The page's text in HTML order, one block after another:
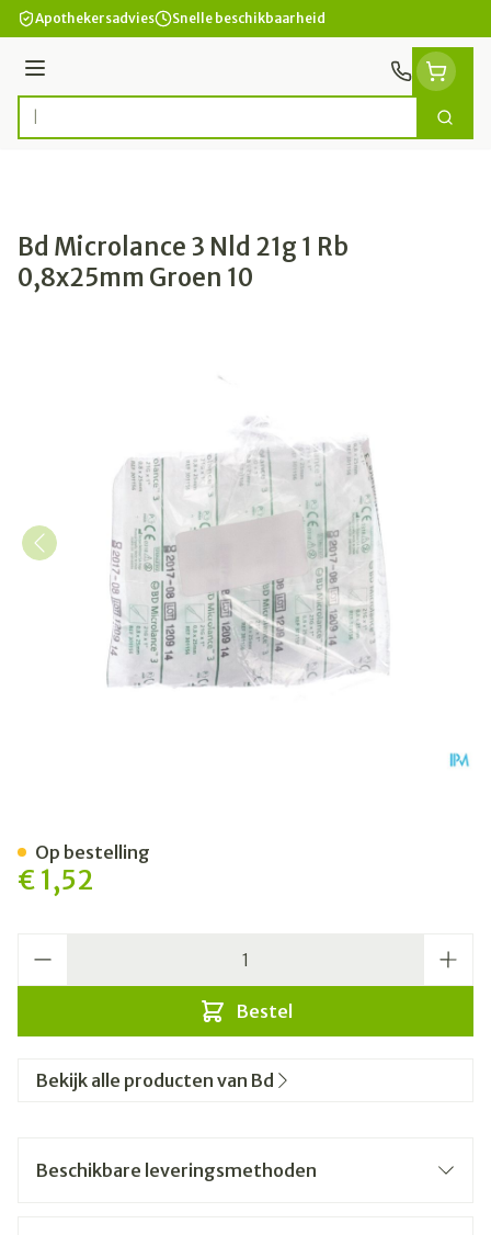
Ga naar de inhoud
Apothekersadvies Snelle beschikbaarheid
Menu
Product, merk, categorie... Zoek
Bd Microlance 3 Nld 21g 1 Rb
0,8x25mm Groen 10
€ 1,52
Bestel
Op bestelling
Bekijk alle producten van Bd
Beschikbare leveringsmethoden